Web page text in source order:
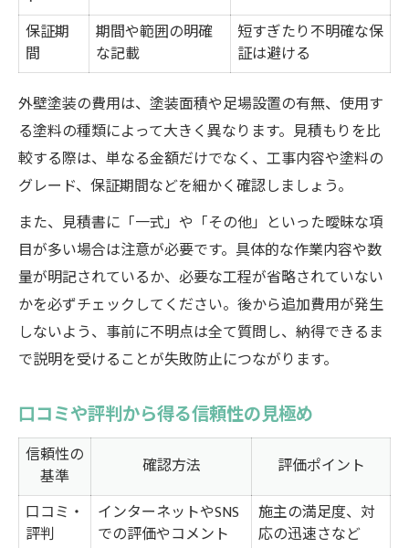
保証期
間
期間や範囲の明確
な記載
短すぎたり不明確な保
証は避ける
外壁塗装の費用は、塗装面積や足場設置の有無、使用す
る塗料の種類によって大きく異なります。見積もりを比
較する際は、単なる金額だけでなく、工事内容や塗料の
グレード、保証期間などを細かく確認しましょう。
また、見積書に「一式」や「その他」といった曖昧な項
目が多い場合は注意が必要です。具体的な作業内容や数
量が明記されているか、必要な工程が省略されていない
かを必ずチェックしてください。後から追加費用が発生
しないよう、事前に不明点は全て質問し、納得できるま
で説明を受けることが失敗防止につながります。
口コミや評判から得る信頼性の見極め
信頼性の
基準
確認方法
評価ポイント
口コミ・
評判
インターネットやSNS
での評価やコメント
施主の満足度、対
応の迅速さなど